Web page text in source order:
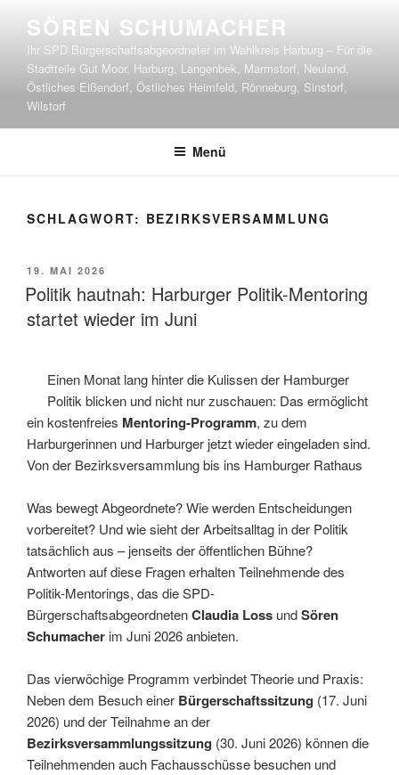
Inhalt
springen
SÖREN SCHUMACHER
Ihr SPD Bürgerschaftsabgeordneter im Wahlkreis Harburg – Für die
Stadtteile Gut Moor, Harburg, Langenbek, Marmstorf, Neuland,
Östliches Eißendorf, Östliches Heimfeld, Rönneburg, Sinstorf,
Wilstorf
Menü
SCHLAGWORT: BEZIRKSVERSAMMLUNG
VERÖFFENTLICHT
AM
19. MAI 2026
Politik hautnah: Harburger Politik-Mentoring
startet wieder im Juni
Einen Monat lang hinter die Kulissen der Hamburger
Politik blicken und nicht nur zuschauen: Das ermöglicht
ein kostenfreies Mentoring-Programm, zu dem
Harburgerinnen und Harburger jetzt wieder eingeladen sind.
Von der Bezirksversammlung bis ins Hamburger Rathaus
Was bewegt Abgeordnete? Wie werden Entscheidungen
vorbereitet? Und wie sieht der Arbeitsalltag in der Politik
tatsächlich aus – jenseits der öffentlichen Bühne?
Antworten auf diese Fragen erhalten Teilnehmende des
Politik-Mentorings, das die SPD-
BürgerschaftsabgeordnetenClaudia Loss undSören
Schumacher im Juni 2026 anbieten.
Das vierwöchige Programm verbindet Theorie und Praxis:
Neben dem Besuch einer Bürgerschaftssitzung (17. Juni
2026) und der Teilnahme an der
Bezirksversammlungssitzung (30. Juni 2026) können die
Teilnehmenden auch Fachausschüsse besuchen und